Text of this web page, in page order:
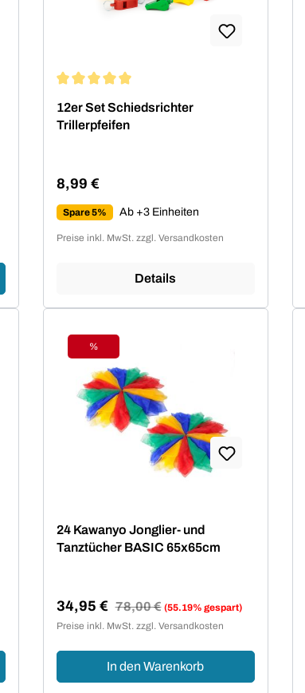
12er Set Schiedsrichter
Trillerpfeifen
Regulärer Preis:
8,99 €
Spare 5% Ab +3 Einheiten
Preise inkl. MwSt. zzgl. Versandkosten
Details
Rabatt
%
24 Kawanyo Jonglier- und
Tanztücher BASIC 65x65cm
Verkaufspreis:
34,95 € Regulärer Preis:
78,00 € (55.19% gespart)
Preise inkl. MwSt. zzgl. Versandkosten
In den Warenkorb